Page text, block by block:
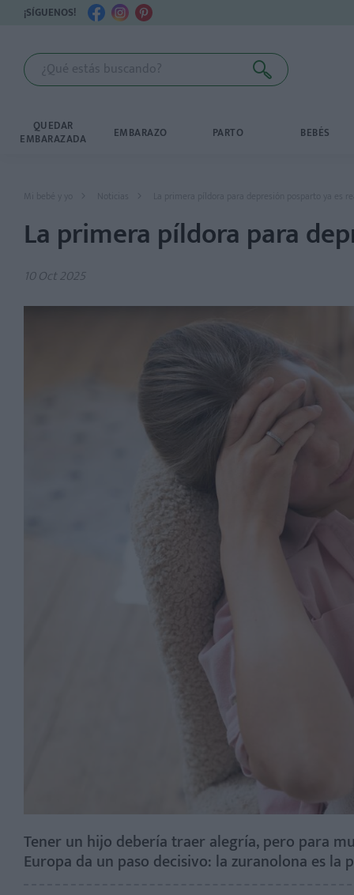
¡SÍGUENOS!
QUEDAR
EMBARAZADA EMBARAZO PARTO BEBÉS
Mi bebé y yo Noticias La primera píldora para depresión posparto ya es
La primera píldora para
10 Oct 2025
Tener un hijo debería traer alegría, pero para
Europa da un paso decisivo: la zuranolona es